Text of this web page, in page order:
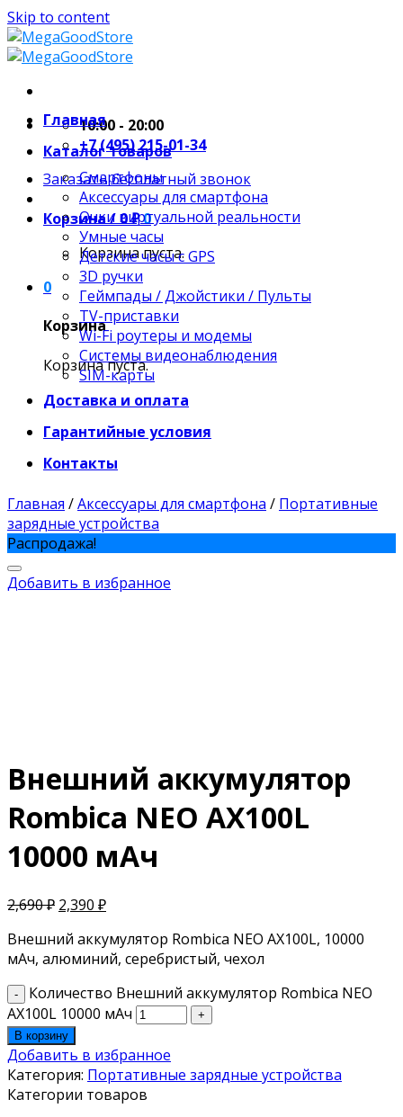
Skip to content
10:00 - 20:00
+7 (495) 215-01-34
Заказать бесплатный звонок
Корзина /0₽0
Корзина пуста.
0
Корзина
Корзина пуста.
Главная
Каталог товаров
Смартфоны
Аксессуары для смартфона
Очки виртуальной реальности
Умные часы
Детские часы с GPS
3D ручки
Геймпады / Джойстики / Пульты
TV-приставки
Wi-Fi роутеры и модемы
Системы видеонаблюдения
SIM-карты
Доставка и оплата
Гарантийные условия
Контакты
Главная /Аксессуары для смартфона / Портативные
зарядные устройства
Распродажа!
Добавить в избранное
Внешний аккумулятор
Rombica NEO AX100L
10000 мАч
2,690₽ 2,390 ₽
Внешний аккумулятор Rombica NEO AX100L, 10000
мАч, алюминий, серебристый, чехол
Количество Внешний аккумулятор Rombica NEO
AX100L 10000 мАч
В корзину
Добавить в избранное
Категория: Портативные зарядные устройства
Категории товаров